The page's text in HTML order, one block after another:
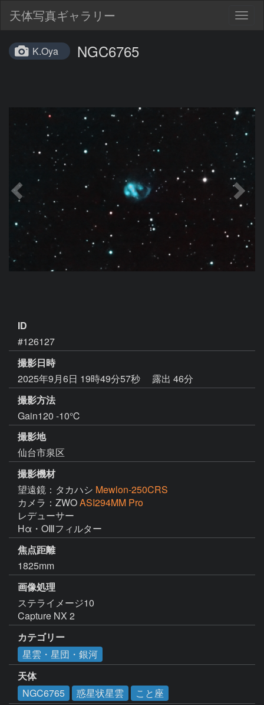
天体写真ギャラリー
K.Oya NGC6765
ID
#126127
撮影日時
2025年9月6日 19時49分57秒
露出 46分
撮影方法
Gain120 -10℃
撮影地
仙台市泉区
撮影機材
望遠鏡：タカハシ Mewlon-250CRS
カメラ：ZWOASI294MM Pro
レデューサー
Hα・OⅢフィルター
焦点距離
1825mm
画像処理
ステライメージ10
Capture NX 2
カテゴリー
星雲・星団・銀河
天体
NGC6765
惑星状星雲 こと座